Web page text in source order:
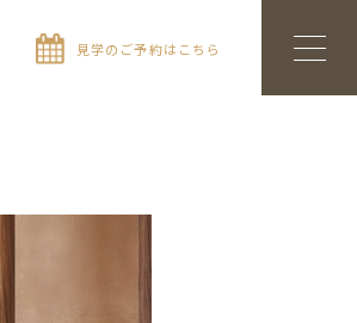
見学のご予約はこちら